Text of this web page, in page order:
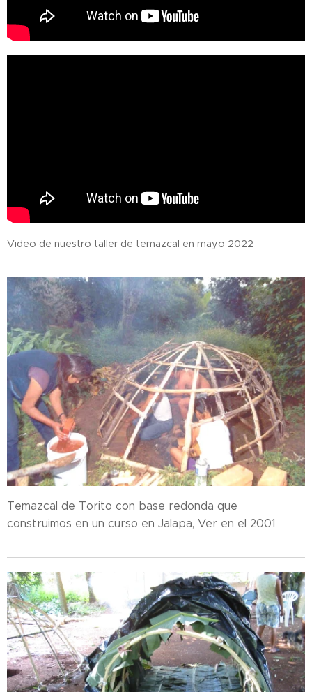
Video de nuestro taller de temazcal en mayo 2022
Temazcal de Torito con base redonda que
construimos en un curso en Jalapa, Ver en el 2001